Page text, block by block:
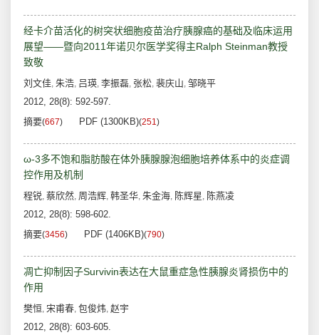
经卡介苗活化的树突状细胞疫苗治疗胰腺癌的基础及临床运用
展望——暨向2011年诺贝尔医学奖得主Ralph Steinman教授
致敬
刘文佳, 朱浩, 吕瑛, 李振磊, 张松, 裴庆山, 邹晓平
2012, 28(8): 592-597.
摘要(667) PDF (1300KB)(251)
ω-3多不饱和脂肪酸在体外胰腺腺泡细胞培养体系中的炎症调
控作用及机制
程锐, 蔡欣然, 周浩辉, 韩圣华, 朱金海, 陈辉星, 陈燕凌
2012, 28(8): 598-602.
摘要(3456) PDF (1406KB)(790)
凋亡抑制因子Survivin表达在大鼠重症急性胰腺炎肾损伤中的
作用
樊恒, 宋甫春, 包俊炜, 赵宇
2012, 28(8): 603-605.